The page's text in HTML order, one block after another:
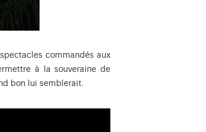
commandés aux
à la souveraine de
bon lui semblerait.